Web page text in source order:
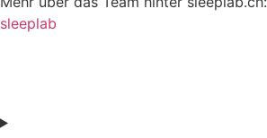
sleeplab